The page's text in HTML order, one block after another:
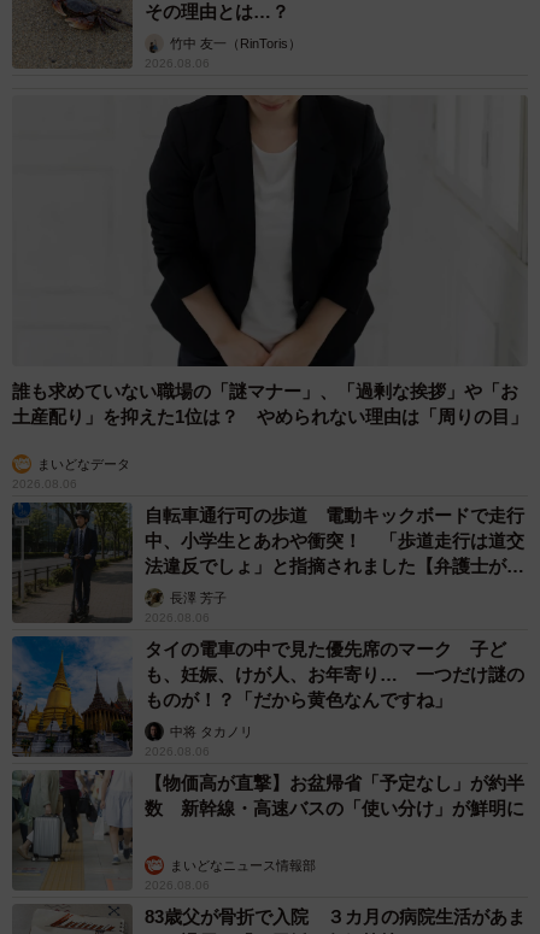
その理由とは…？
竹中 友一（RinToris）
2026.08.06
誰も求めていない職場の「謎マナー」、「過剰な挨拶」や「お
土産配り」を抑えた1位は？ やめられない理由は「周りの目」
まいどなデータ
2026.08.06
自転車通行可の歩道 電動キックボードで走行
中、小学生とあわや衝突！ 「歩道走行は道交
法違反でしょ」と指摘されました【弁護士が解
説】長澤 芳子
2026.08.06
タイの電車の中で見た優先席のマーク 子ど
も、妊娠、けが人、お年寄り… 一つだけ謎の
ものが！？「だから黄色なんですね」
中将 タカノリ
2026.08.06
【物価高が直撃】お盆帰省「予定なし」が約半
数 新幹線・高速バスの「使い分け」が鮮明に
まいどなニュース情報部
2026.08.06
83歳父が骨折で入院 ３カ月の病院生活があま